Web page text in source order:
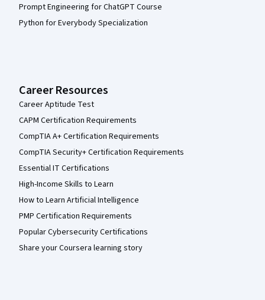
Prompt Engineering for ChatGPT Course
Python for Everybody Specialization
Career Resources
Career Aptitude Test
CAPM Certification Requirements
CompTIA A+ Certification Requirements
CompTIA Security+ Certification Requirements
Essential IT Certifications
High-Income Skills to Learn
How to Learn Artificial Intelligence
PMP Certification Requirements
Popular Cybersecurity Certifications
Share your Coursera learning story